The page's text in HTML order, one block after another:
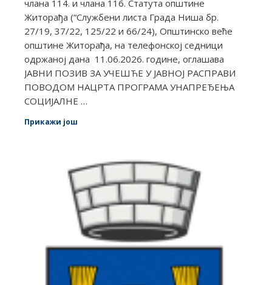
члана 114. и члана 116. Статута општине
Житорађа (“Службени листа Града Ниша бр.
27/19, 37/22, 125/22 и 66/24), Општинско веће
општине Житорађа, на телефонској седници
одржаној дана 11.06.2026. године, оглашава
ЈАВНИ ПОЗИВ ЗА УЧЕШЋЕ У ЈАВНОЈ РАСПРАВИ
ПОВОДОМ НАЦРТА ПРОГРАМА УНАПРЕЂЕЊА
СОЦИЈАЛНЕ …
Прикажи још